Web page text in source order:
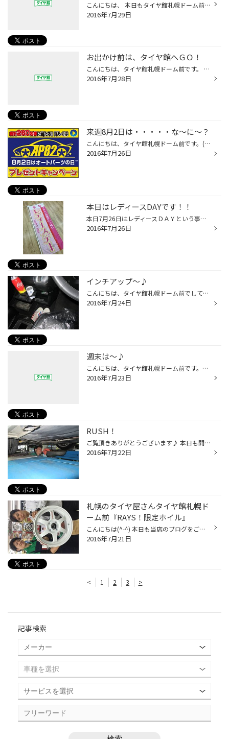
こんにちは、 本日もタイヤ館札幌ドーム前のブログをご覧頂き 誠にありがとうございますm(__)m 本日も、エンジンオイル交換、オートマオイル交換 エアコンフィルター交換、タイヤ長持ちアライメント作業と 沢山のお客様にご来店頂きました。 もうお子様の夏休みも始まり これから、ロングドライブも...
2016年7月29日
お出かけ前は、タイヤ館へＧＯ！
こんにちは、タイヤ館札幌ドーム前です。 まだ先ですが、８月６日～２１日まで 集中得市を、開催しちゃいます。 お盆休みで、お出かけするまえにタイヤ館で お車の点検しませんか？ オイルやバッテリーなど無料で点検致します。 ただいま全力で準備中です。 くわしくは、また後日お知らせいたします。
2016年7月28日
来週8月2日は・・・・・な～に～？
こんにちは、タイヤ館札幌ドーム前です。('ω')/ 来週8月2日は・・・・・ 「オートパーツの日」です！！ 内容は・・・・ 詳しくは関連リンクでご確認をっ！！ この機会に狙っていたパーツなど揃えてみては？ (´▽｀*) それではまた木曜日に・・・・('◇')ゞ
2016年7月26日
本日はレディースDAYです！！
本日7月26日はレディースＤＡＹという事で、 女性客のお客様ご来店でお得がいっぱいです。 メインはエンジンオイル交換がお買得、 国産車ガソリン車に限り、夏目漱石さんのお札一枚で交換可能です！ 店内商品・ﾒﾝﾃﾅﾝｽ商品も表示価格より割引中！ 更にご来店何かしらご購入でＢＯＸティッシュ5箱 プ...
2016年7月26日
インチアップ～♪
こんにちは、タイヤ館札幌ドーム前でして。('ω')/ 本日も朝からメンテナンス、タイヤ交換、タイヤ商談と店内とピットは・・・ ﾜｯｼｮｲ、ﾜｯｼｮｲでした。 以前「TPMS」のことに少しふれたと思いますが・・・ インチアップしたタイヤにも必要です。 インチアップするまえのタイヤは少したわみがあったりし...
2016年7月24日
週末は～♪
こんにちは、タイヤ館札幌ドーム前です。 ('ω')/ 今日は朝からオイル交換やタイヤの商談、アライメントなど夕方までビッシリでした。 そしてエアコンガス補充のお話も増えています。 「暑い～、冷えない～、汗だく～！！」 「あたいの車のエアコン、どうなっているの～～！？！？」 と思っている方...
2016年7月23日
RUSH！
ご覧頂きありがとうございます♪ 本日も開店と同時にタイヤ交換、アライメントのラッシュ！ 今までお履きのタイヤに偏った摩耗が見受けられましたので 早速アライメントを測定。やはりズレがありましたので 調整をさせていただきました。新しいタイヤはこれで今までより長持ちしますよ♪ 別レーンでは...
2016年7月22日
札幌のタイヤ屋さんタイヤ館札幌ド
ーム前『RAYS！限定ホイル』
こんにちは(^-^) 本日も当店のブログをご覧いただき誠にありがとうございます♪ タイヤ館札幌ドーム前の石崎です！！ 本日は、RAYS製品の宣伝です。 数量限定のリミテッドモデル RAYS TE37KCR REDOT EDITIONが 9月発売です♪ メインはホワイトカラーに ドット部分に、なんかすごい技術らしいのです...
2016年7月21日
< 1 2 3 >
記事検索